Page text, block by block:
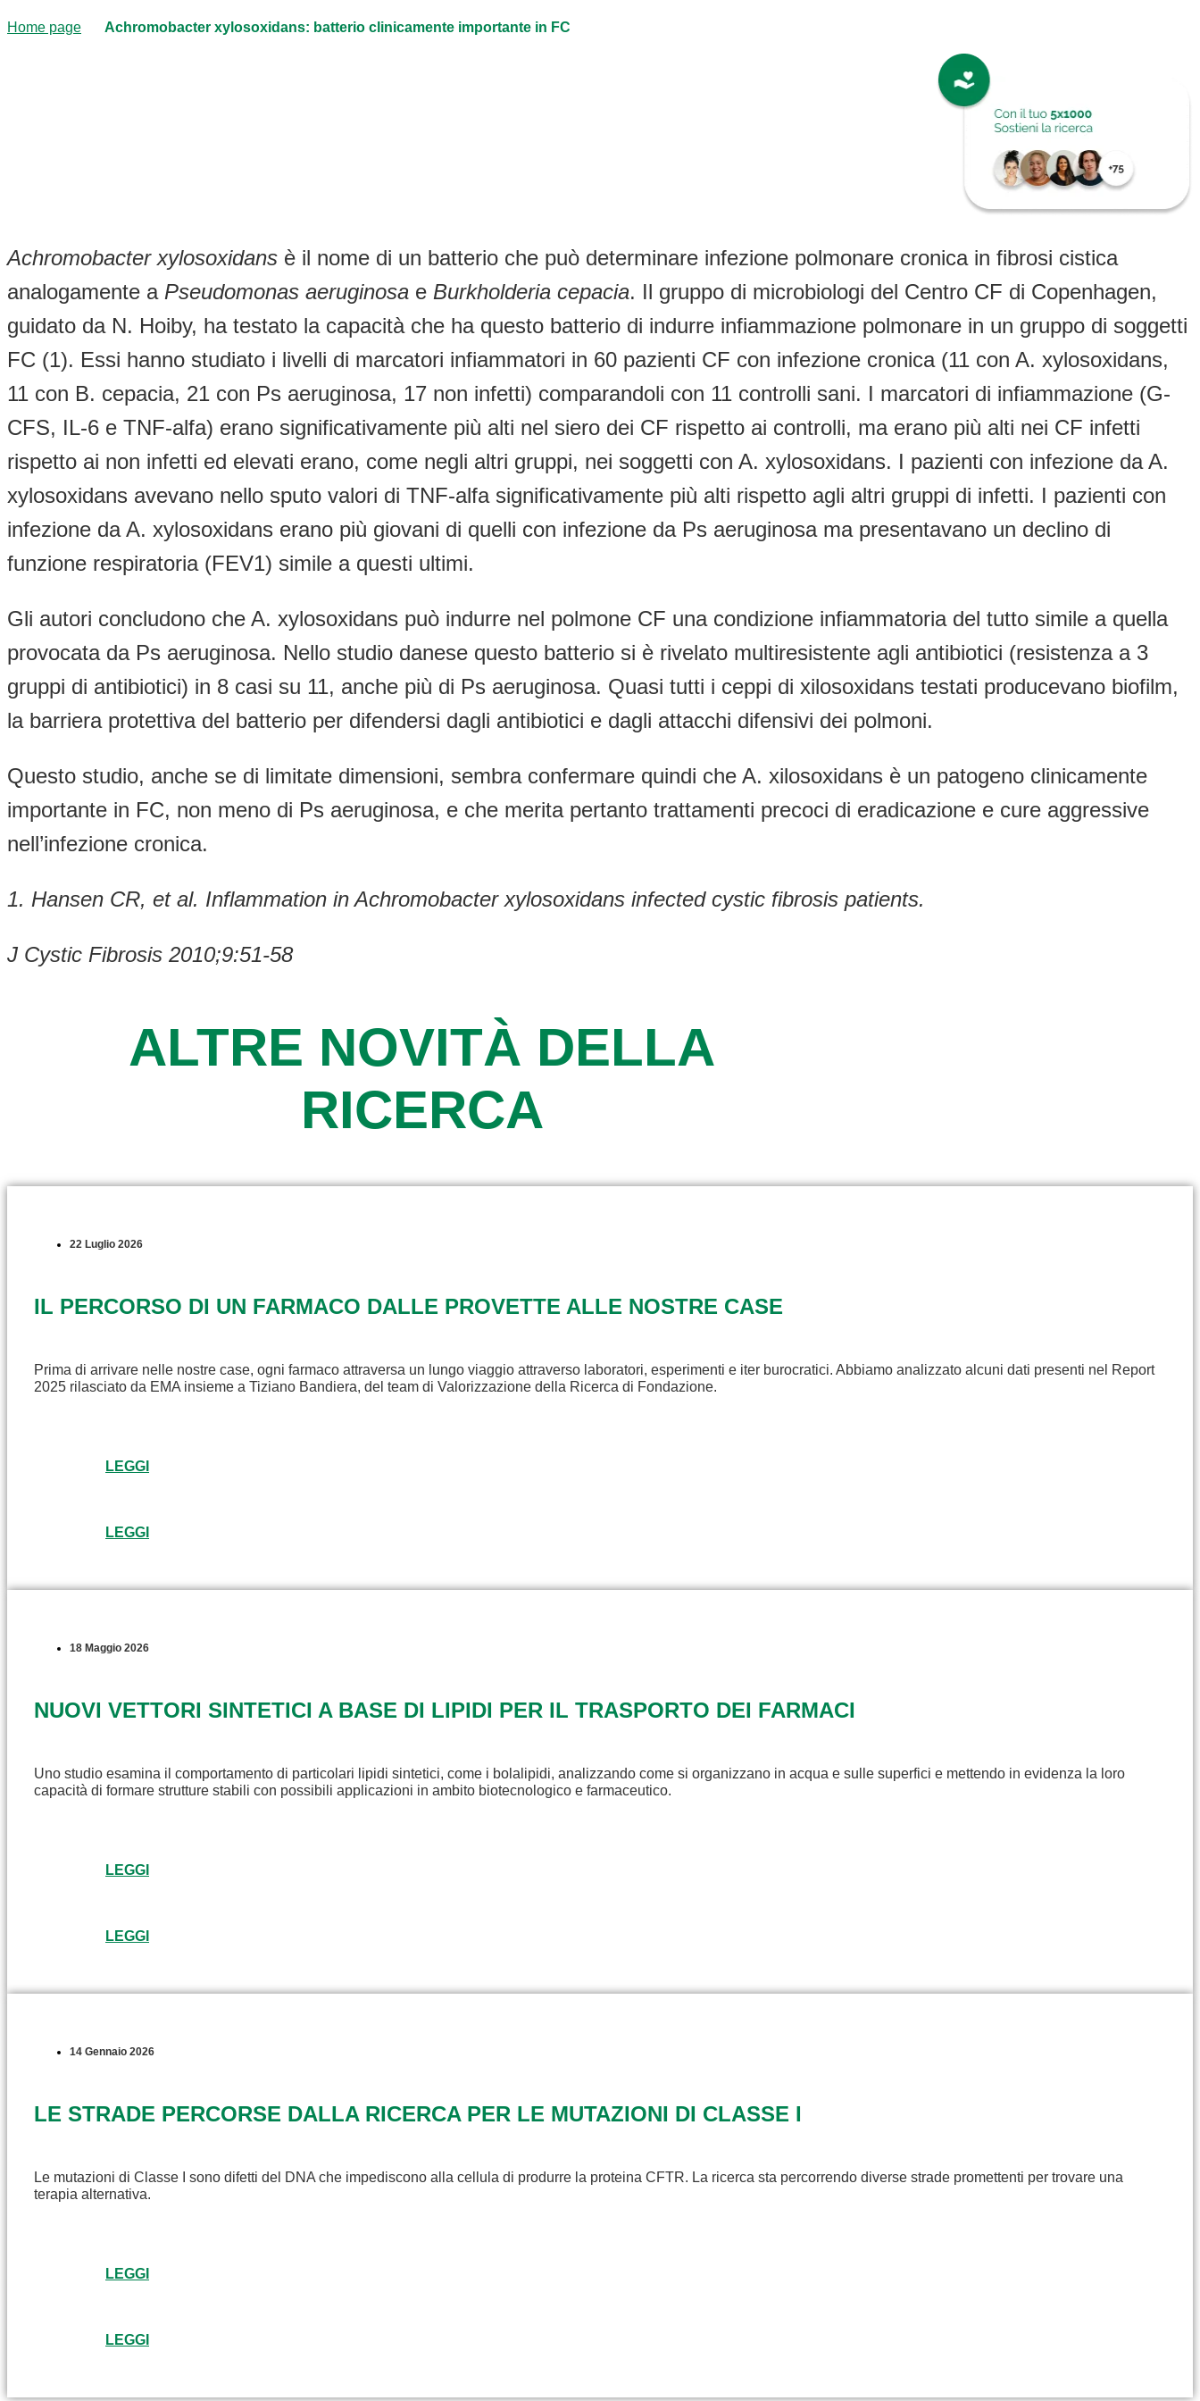
Home page Achromobacter xylosoxidans: batterio clinicamente importante in FC
Achromobacter xylosoxidans è il nome di un batterio che può determinare infezione polmonare cronica in fibrosi cistica
analogamente a Pseudomonas aeruginosa e Burkholderia cepacia. Il gruppo di microbiologi del Centro CF di Copenhagen,
guidato da N. Hoiby, ha testato la capacità che ha questo batterio di indurre infiammazione polmonare in un gruppo di soggetti
FC (1). Essi hanno studiato i livelli di marcatori infiammatori in 60 pazienti CF con infezione cronica (11 con A. xylosoxidans,
11 con B. cepacia, 21 con Ps aeruginosa, 17 non infetti) comparandoli con 11 controlli sani. I marcatori di infiammazione (G-
CFS, IL-6 e TNF-alfa) erano significativamente più alti nel siero dei CF rispetto ai controlli, ma erano più alti nei CF infetti
rispetto ai non infetti ed elevati erano, come negli altri gruppi, nei soggetti con A. xylosoxidans. I pazienti con infezione da A.
xylosoxidans avevano nello sputo valori di TNF-alfa significativamente più alti rispetto agli altri gruppi di infetti. I pazienti con
infezione da A. xylosoxidans erano più giovani di quelli con infezione da Ps aeruginosa ma presentavano un declino di
funzione respiratoria (FEV1) simile a questi ultimi.
Gli autori concludono che A. xylosoxidans può indurre nel polmone CF una condizione infiammatoria del tutto simile a quella
provocata da Ps aeruginosa. Nello studio danese questo batterio si è rivelato multiresistente agli antibiotici (resistenza a 3
gruppi di antibiotici) in 8 casi su 11, anche più di Ps aeruginosa. Quasi tutti i ceppi di xilosoxidans testati producevano biofilm,
la barriera protettiva del batterio per difendersi dagli antibiotici e dagli attacchi difensivi dei polmoni.
Questo studio, anche se di limitate dimensioni, sembra confermare quindi che A. xilosoxidans è un patogeno clinicamente
importante in FC, non meno di Ps aeruginosa, e che merita pertanto trattamenti precoci di eradicazione e cure aggressive
nell’infezione cronica.
1. Hansen CR, et al. Inflammation in Achromobacter xylosoxidans infected cystic fibrosis patients.
J Cystic Fibrosis 2010;9:51-58
ALTRE NOVITÀ DELLA
RICERCA
22 Luglio 2026
IL PERCORSO DI UN FARMACO DALLE PROVETTE ALLE NOSTRE CASE
Prima di arrivare nelle nostre case, ogni farmaco attraversa un lungo viaggio attraverso laboratori, esperimenti e iter burocratici. Abbiamo analizzato alcuni dati presenti nel Report
2025 rilasciato da EMA insieme a Tiziano Bandiera, del team di Valorizzazione della Ricerca di Fondazione.
LEGGI
LEGGI
18 Maggio 2026
NUOVI VETTORI SINTETICI A BASE DI LIPIDI PER IL TRASPORTO DEI FARMACI
Uno studio esamina il comportamento di particolari lipidi sintetici, come i bolalipidi, analizzando come si organizzano in acqua e sulle superfici e mettendo in evidenza la loro
capacità di formare strutture stabili con possibili applicazioni in ambito biotecnologico e farmaceutico.
LEGGI
LEGGI
14 Gennaio 2026
LE STRADE PERCORSE DALLA RICERCA PER LE MUTAZIONI DI CLASSE I
Le mutazioni di Classe I sono difetti del DNA che impediscono alla cellula di produrre la proteina CFTR. La ricerca sta percorrendo diverse strade promettenti per trovare una
terapia alternativa.
LEGGI
LEGGI